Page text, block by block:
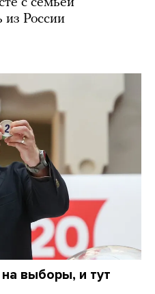
из России
выборы, и тут